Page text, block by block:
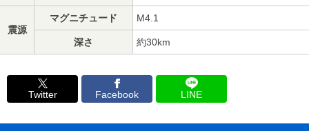
震源
マグニチュード M4.1
深さ 約30km
Twitter Facebook LINE